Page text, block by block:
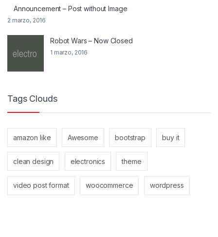
Announcement – Post without Image
2 marzo, 2016
Robot Wars – Now Closed
1 marzo, 2016
Tags Clouds
amazon like Awesome bootstrap buy it
clean design electronics theme
video post format woocommerce wordpress